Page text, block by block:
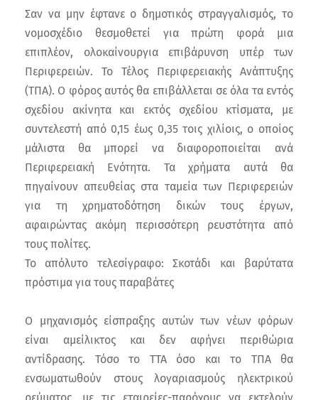
Σαν να μην έφτανε ο δημοτικός στραγγαλισμός, το
νομοσχέδιο θεσμοθετεί για πρώτη φορά μια
επιπλέον, ολοκαίνουργια επιβάρυνση υπέρ των
Περιφερειών. Το Τέλος Περιφερειακής Ανάπτυξης
(TΠA). Ο φόρος αυτός θα επιβάλλεται σε όλα τα εντός
σχεδίου ακίνητα και εκτός σχεδίου κτίσματα, με
συντελεστή από 0,15 έως 0,35 τοις χιλίοις, ο οποίος
μάλιστα θα μπορεί να διαφοροποιείται ανά
Περιφερειακή Ενότητα. Τα χρήματα αυτά θα
πηγαίνουν απευθείας στα ταμεία των Περιφερειών
για τη χρηματοδότηση δικών τους έργων,
αφαιρώντας ακόμη περισσότερη ρευστότητα από
τους πολίτες.
Το απόλυτο τελεσίγραφο: Σκοτάδι και βαρύτατα
πρόστιμα για τους παραβάτες
Ο μηχανισμός είσπραξης αυτών των νέων φόρων
είναι αμείλικτος και δεν αφήνει περιθώρια
αντίδρασης. Τόσο το TTA όσο και το TΠA θα
ενσωματωθούν στους λογαριασμούς ηλεκτρικού